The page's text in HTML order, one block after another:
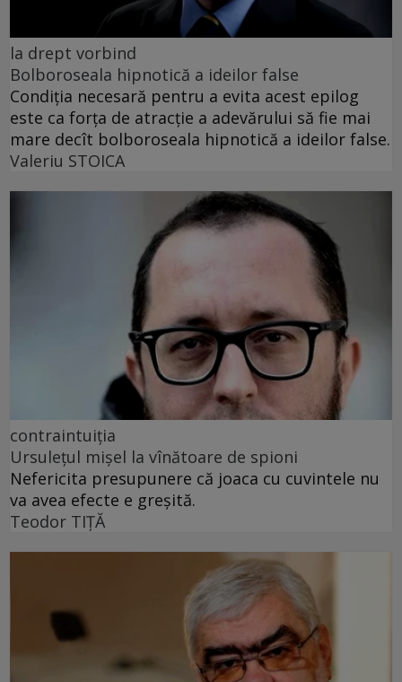
la drept vorbind
Bolboroseala hipnotică a ideilor false
Condiția necesară pentru a evita acest epilog
este ca forța de atracție a adevărului să fie mai
mare decît bolboroseala hipnotică a ideilor false.
Valeriu STOICA
contraintuiția
Ursulețul mișel la vînătoare de spioni
Nefericita presupunere că joaca cu cuvintele nu
va avea efecte e greșită.
Teodor TIŢĂ